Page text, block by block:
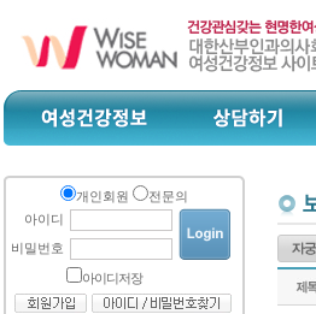
개인회원
전문의
아이디
비밀번호
아이디저장